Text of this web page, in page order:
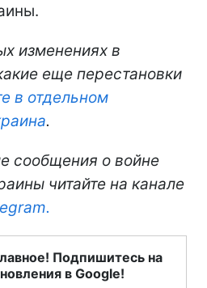
изменениях в
еще перестановки
в отдельном
.
сообщения о войне
читайте на канале
Подпишитесь на
в Google!